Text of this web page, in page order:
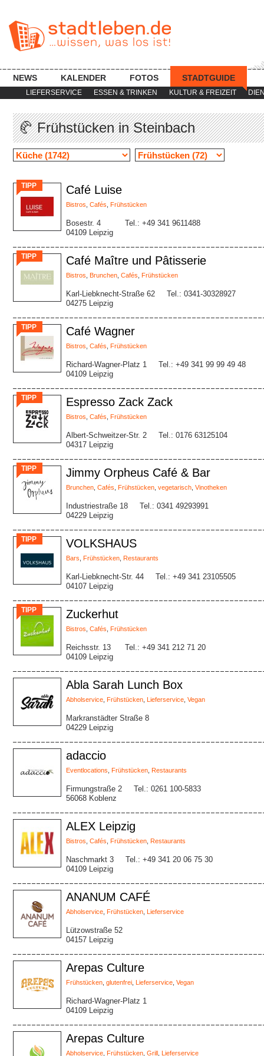
LIEFERSERVICE ESSEN & TRINKEN KULTUR & FREIZEIT
NEWS KALENDER FOTOS STADTGUIDE
🥐 Frühstücken in Steinbach
TIPP Café Luise
Bistros Cafés Frühstücken
Bosestr. 4
04109 Leipzig
Tel.: +49 341 9611488
TIPP Café Maître und Pâtisserie
Bistros Brunchen Cafés Frühstücken
Karl-Liebknecht-Straße 62
04275 Leipzig
Tel.: 0341-30328927
TIPP Café Wagner
Bistros Cafés Frühstücken
Richard-Wagner-Platz 1
04109 Leipzig
Tel.: +49 341 99 99 49 48
TIPP Espresso Zack Zack
Bistros Cafés Frühstücken
Albert-Schweitzer-Str. 2
04317 Leipzig
Tel.: 0176 63125104
TIPP Jimmy Orpheus Café & Bar
Brunchen Cafés Frühstücken vegetarisch Vinotheken
Industriestraße 18
04229 Leipzig
Tel.: 0341 49293991
TIPP VOLKSHAUS
Bars Frühstücken Restaurants
Karl-Liebknecht-Str. 44
04107 Leipzig
Tel.: +49 341 23105505
TIPP Zuckerhut
Bistros Cafés Frühstücken
Reichsstr. 13
04109 Leipzig
Tel.: +49 341 212 71 20
Abla Sarah Lunch Box
Abholservice Frühstücken Lieferservice Vegan
Markranstädter Straße 8
04229 Leipzig
adaccio
Eventlocations Frühstücken Restaurants
Firmungstraße 2
56068 Koblenz
Tel.: 0261 100-5833
ALEX Leipzig
Bistros Cafés Frühstücken Restaurants
Naschmarkt 3
04109 Leipzig
Tel.: +49 341 20 06 75 30
ANANUM CAFÉ
Abholservice Frühstücken Lieferservice
Lützowstraße 52
04157 Leipzig
Arepas Culture
Frühstücken glutenfrei Lieferservice Vegan
Richard-Wagner-Platz 1
04109 Leipzig
Arepas Culture
Abholservice Frühstücken Grill Lieferservice